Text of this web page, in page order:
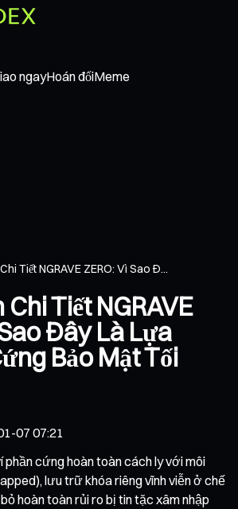
ngayHoán đổiMeme
Tiết NGRAVE ZERO: Vì Sao Đ...
Tiết NGRAVE
Đây Là Lựa
Bảo Mật Tối
07 07:21
phần cứng hoàn toàn cách ly với môi
lưu trữ khóa riêng vĩnh viễn ở chế
hoàn toàn rủi ro bị tin tặc xâm nhập